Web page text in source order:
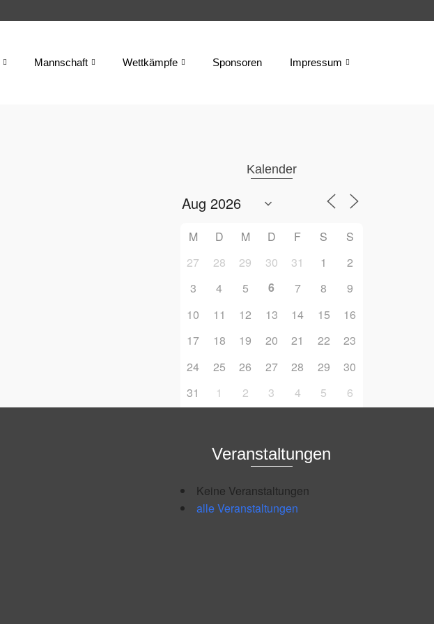
Mannschaft Wettkämpfe Sponsoren Impressum
Kalender
M D M D F S
S
27
28 29 30 31 1
2
3
4 5 6 7 8
9
10
11 12 13 14 15
16
17
18 19 20 21 22
23
24
25 26 27 28 29
30
31
1 2 3 4 5 6
Veranstaltungen
Keine Veranstaltungen
alle Veranstaltungen